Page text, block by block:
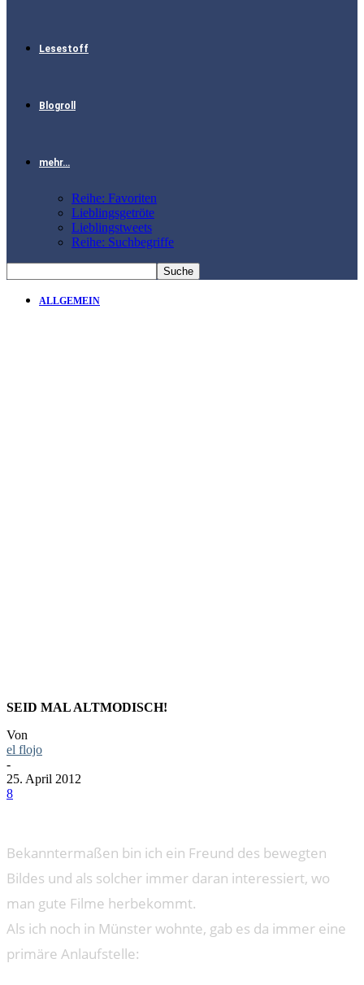
Lesestoff
Blogroll
mehr…
Reihe: Favoriten
Lieblingsgetröte
Lieblingstweets
Reihe: Suchbegriffe
ALLGEMEIN
SEID MAL ALTMODISCH!
Von
el flojo
-
25. April 2012
8
Bekanntermaßen bin ich ein Freund des bewegten
Bildes und als solcher immer daran interessiert, wo
man gute Filme herbekommt.
Als ich noch in Münster wohnte, gab es da immer eine
primäre Anlaufstelle: